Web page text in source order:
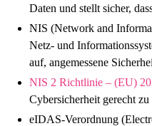
Daten und stellt sicher,
NIS (Network and
Netz- und
auf, angemessene
NIS 2 Richtlinie – (EU)
Cybersicherheit gerecht
eIDAS-Verordnung